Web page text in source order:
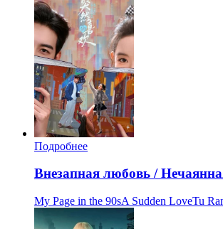
Подробнее
Внезапная любовь /
My Page in the 90sA Sudden LoveTu